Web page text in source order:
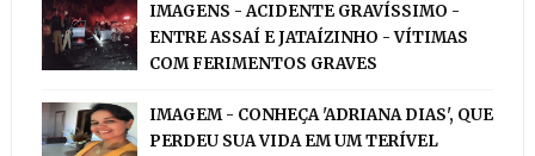
IMAGENS - ACIDENTE GRAVÍSSIMO -
ENTRE ASSAÍ E JATAÍZINHO - VÍTIMAS
COM FERIMENTOS GRAVES
IMAGEM - CONHEÇA 'ADRIANA DIAS', QUE
PERDEU SUA VIDA EM UM TERÍVEL